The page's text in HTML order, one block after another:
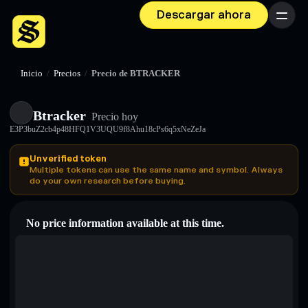
Descargar ahora Menú
Inicio / Precios / Precio de BTRACKER
Btracker Precio hoy
E3P3buZ2cb4p48HFQ1V3UQU9f8Ahu18cPs6q5xNeZeJa
Unverified token
Multiple tokens can use the same name and symbol. Always
do your own research before buying.
No price information available at this time.